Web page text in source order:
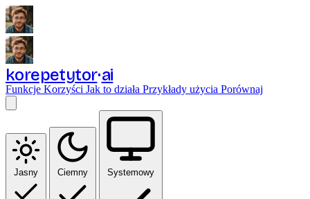
korepetytor ai
Funkcje Korzyści Jak to działa Przykłady użycia Porównaj
Jasny Ciemny Systemowy